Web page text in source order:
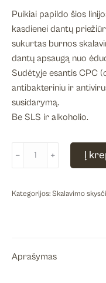
Puikiai papildo šios
kasdienei dantų
sukurtas burnos
dantų apsaugą nuo
Sudėtyje esantis CPC
antibakteriniu ir
susidarymą.
Be SLS ir alkoholio.
skystis
Bubble
﹣ ﹢ Į
Kategorijos: Skalavimo
Aprašymas